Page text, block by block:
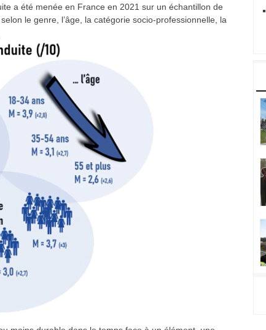
a été menée en France en 2021 sur un échantillon de
le genre, l’âge, la catégorie socio-professionnelle, la